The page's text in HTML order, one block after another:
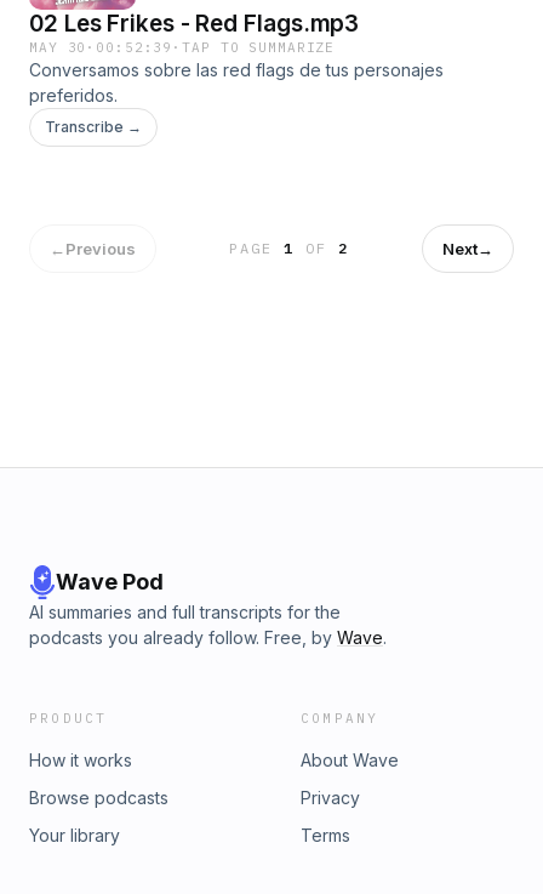
02 Les Frikes - Red Flags.mp3
MAY 30 · 00:52:39 ·TAP TO SUMMARIZE
Conversamos sobre las red flags de tus personajes
preferidos.
Transcribe →
←Previous PAGE1 OF 2 Next→
Wave Pod
AI summaries and full transcripts for the
podcasts you already follow. Free, by Wave.
PRODUCT
How it works
Browse podcasts
Your library
COMPANY
About Wave
Privacy
Terms